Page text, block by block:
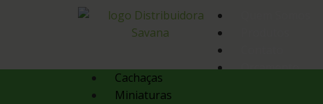
Orçamento
Cachaças
Miniaturas